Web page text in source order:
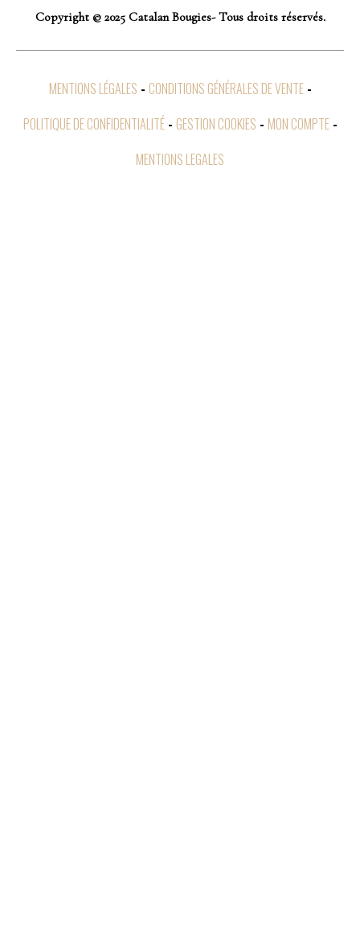
Copyright © 2025 Catalan Bougies- Tous droits réservés.
MENTIONS LÉGALES
CONDITIONS GÉNÉRALES DE VENTE
POLITIQUE DE CONFIDENTIALITÉ
GESTION COOKIES
MON COMPTE
MENTIONS LEGALES